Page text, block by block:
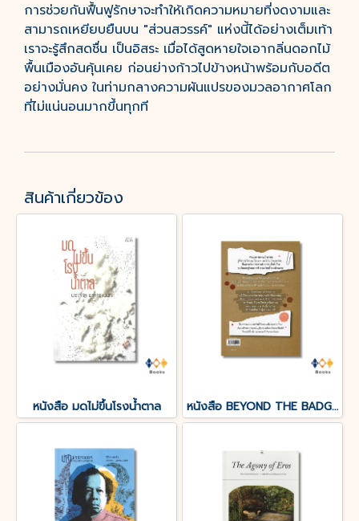
การช่วยกันฟื้นฟูรักษาจะทำให้เกิดความหมายที่งดงามและ
สามารถเหยียบยืนบน "ส่วนสวรรค์" แห่งนี้ได้อย่างเต็มเท้า
เราจะรู้สึกสดชื่น เป็นอิสระ เมื่อได้สูดหายใจเอากลิ่นดอกไม้
พื้นเมืองอันคุ้นเคย ก่อนย่างก้าวไปข้างหน้าพร้อมกับอดีต
อย่างมั่นคง ในท่ามกลางความผันแปรของมวลอากาศโลก
ที่ไม่แน่นอนมากขึ้นทุกที
สินค้าเกี่ยวข้อง
หนังสือ มดไม่ขึ้นโรงน้ำตาล หนังสือ BEYOND THE BADGE เปิดแฟ้มคดีลับ?FBI THAILAND